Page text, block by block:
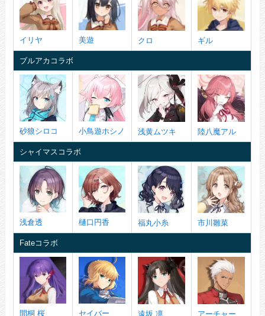
イリヤ 美遊 クロ ギル
ブルアカコラボ
砂狼シロコ 小鳥遊ホシノ 浅黄ムツキ 陸八魔アル
シャイマスコラボ
浅倉透 樋口円香 福丸小糸 市川雛菜
Fateコラボ
間桐 桜 セイバー 遠坂 凛 アーチャー